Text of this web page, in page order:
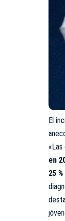
El
«Las
en
25 %